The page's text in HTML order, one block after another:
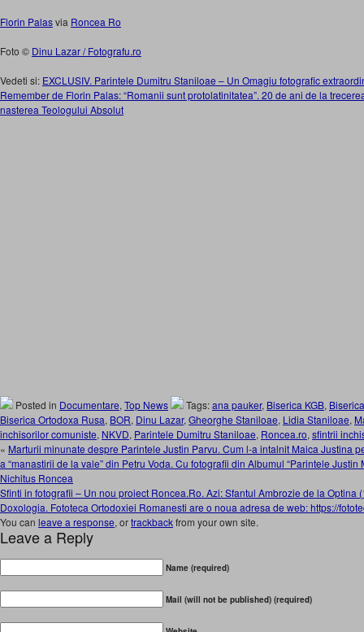
Florin Palasvia Roncea Ro
Foto © Dinu Lazar / Fotografu.ro
Vedeti si: EXCLUSIV. Parintele Dumitru Staniloae – Un Omagiu fotografic
Remember de Florin Palas: “Romanii sunt protolatinitatea”. 20 de ani de la
nasterea Teologului Absolut
Posted in Documentare, Top News Tags:ana pauker, Biserica KGB,
Biserica Ortodoxa Rusa, BOR, Dinu Lazar, Gheorghe Staniloae, Lidia Staniloae,
inchisorilor comuniste, NKVD, Parintele Dumitru Staniloae, Roncea.ro, sfintrii
« Marturii minunate despre Parintele Justin Parvu. Cum l-a intalnit Maica Justina
a “manastirii de la vale” din Petru Voda. Cu fotografii din Albumul “Parintele Justin
Nichitus Roncea
Sfinti in fotografii – Un nou proiect Roncea.Ro. Azi: Sfantul Ambrozie de la Optina
Doxologia. Fototeca Ortodoxiei Romanesti are o noua adresa de web: https://
You can leave a response, ortrackbackfrom your own site.
Leave a Reply
Name (required)
Mail (will not be published) (required)